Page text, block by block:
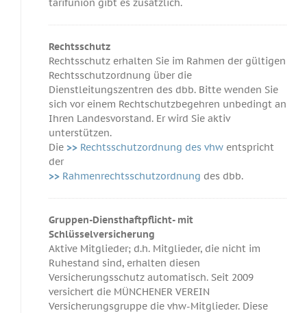
tarifunion gibt es zusätzlich.
Rechtsschutz
Rechtsschutz erhalten Sie im Rahmen der gültigen
Rechtsschutzordnung über die
Dienstleitungszentren des dbb. Bitte wenden Sie
sich vor einem Rechtschutzbegehren unbedingt an
Ihren Landesvorstand. Er wird Sie aktiv
unterstützen.
Die >> Rechtsschutzordnung des vhw entspricht
der
>> Rahmenrechtsschutzordnung des dbb.
Gruppen-Diensthaftpflicht- mit
Schlüsselversicherung
Aktive Mitglieder; d.h. Mitglieder, die nicht im
Ruhestand sind, erhalten diesen
Versicherungsschutz automatisch. Seit 2009
versichert die MÜNCHENER VEREIN
Versicherungsgruppe die vhw-Mitglieder. Diese